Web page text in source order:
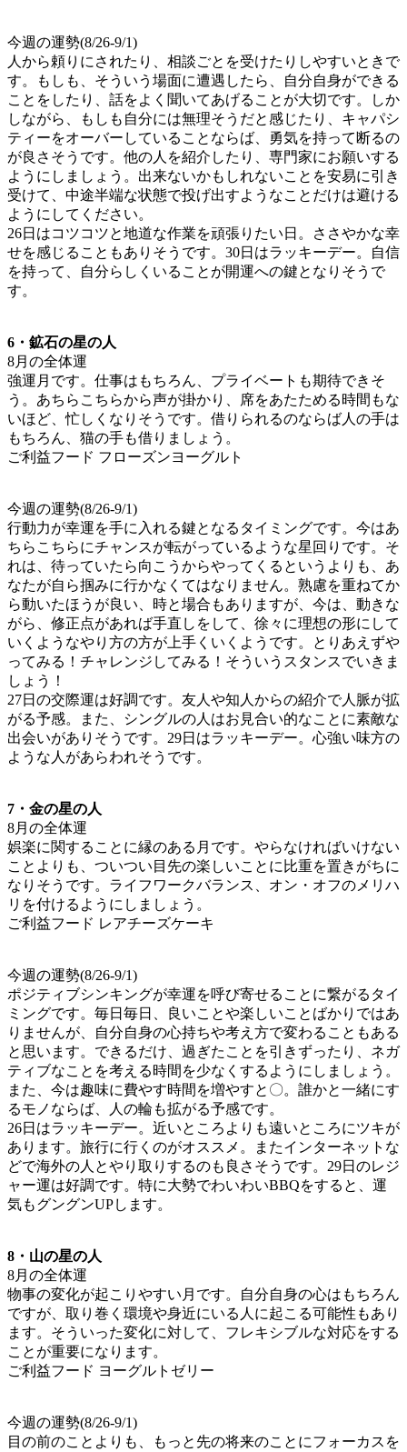
今週の運勢(8/26-9/1)
人から頼りにされたり、相談ごとを受けたりしやすいときで
す。もしも、そういう場面に遭遇したら、自分自身ができる
ことをしたり、話をよく聞いてあげることが大切です。しか
しながら、もしも自分には無理そうだと感じたり、キャパシ
ティーをオーバーしていることならば、勇気を持って断るの
が良さそうです。他の人を紹介したり、専門家にお願いする
ようにしましょう。出来ないかもしれないことを安易に引き
受けて、中途半端な状態で投げ出すようなことだけは避ける
ようにしてください。
26日はコツコツと地道な作業を頑張りたい日。ささやかな幸
せを感じることもありそうです。30日はラッキーデー。自信
を持って、自分らしくいることが開運への鍵となりそうで
す。
6・鉱石の星の人
8月の全体運
強運月です。仕事はもちろん、プライベートも期待できそ
う。あちらこちらから声が掛かり、席をあたためる時間もな
いほど、忙しくなりそうです。借りられるのならば人の手は
もちろん、猫の手も借りましょう。
ご利益フード フローズンヨーグルト
今週の運勢(8/26-9/1)
行動力が幸運を手に入れる鍵となるタイミングです。今はあ
ちらこちらにチャンスが転がっているような星回りです。そ
れは、待っていたら向こうからやってくるというよりも、あ
なたが自ら掴みに行かなくてはなりません。熟慮を重ねてか
ら動いたほうが良い、時と場合もありますが、今は、動きな
がら、修正点があれば手直しをして、徐々に理想の形にして
いくようなやり方の方が上手くいくようです。とりあえずや
ってみる！チャレンジしてみる！そういうスタンスでいきま
しょう！
27日の交際運は好調です。友人や知人からの紹介で人脈が拡
がる予感。また、シングルの人はお見合い的なことに素敵な
出会いがありそうです。29日はラッキーデー。心強い味方の
ような人があらわれそうです。
7・金の星の人
8月の全体運
娯楽に関することに縁のある月です。やらなければいけない
ことよりも、ついつい目先の楽しいことに比重を置きがちに
なりそうです。ライフワークバランス、オン・オフのメリハ
リを付けるようにしましょう。
ご利益フード レアチーズケーキ
今週の運勢(8/26-9/1)
ポジティブシンキングが幸運を呼び寄せることに繋がるタイ
ミングです。毎日毎日、良いことや楽しいことばかりではあ
りませんが、自分自身の心持ちや考え方で変わることもある
と思います。できるだけ、過ぎたことを引きずったり、ネガ
ティブなことを考える時間を少なくするようにしましょう。
また、今は趣味に費やす時間を増やすと〇。誰かと一緒にす
るモノならば、人の輪も拡がる予感です。
26日はラッキーデー。近いところよりも遠いところにツキが
あります。旅行に行くのがオススメ。またインターネットな
どで海外の人とやり取りするのも良さそうです。29日のレジ
ャー運は好調です。特に大勢でわいわいBBQをすると、運
気もグングンUPします。
8・山の星の人
8月の全体運
物事の変化が起こりやすい月です。自分自身の心はもちろん
ですが、取り巻く環境や身近にいる人に起こる可能性もあり
ます。そういった変化に対して、フレキシブルな対応をする
ことが重要になります。
ご利益フード ヨーグルトゼリー
今週の運勢(8/26-9/1)
目の前のことよりも、もっと先の将来のことにフォーカスを